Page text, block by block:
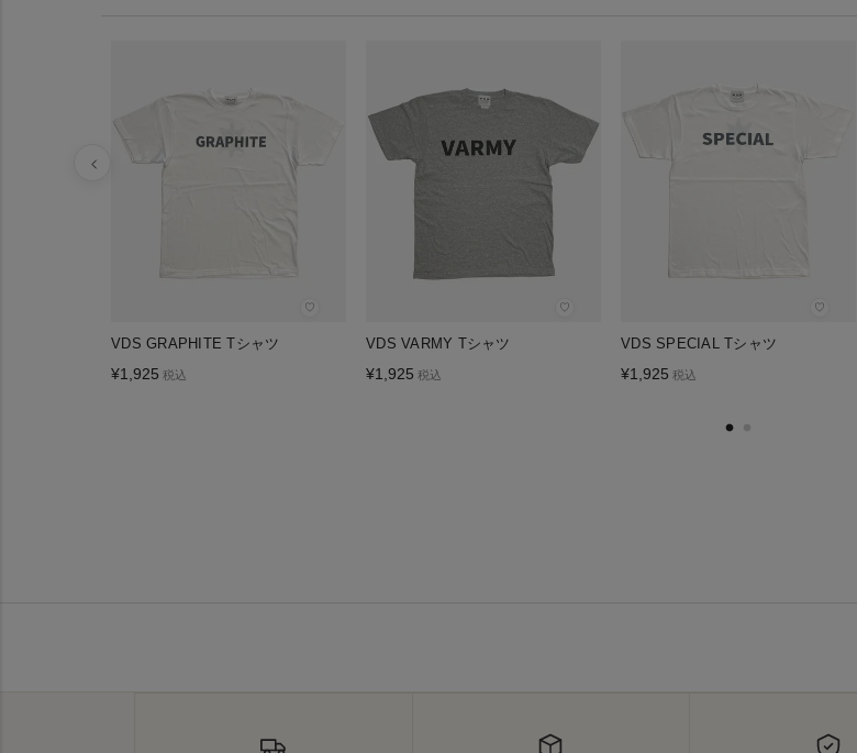
♡
VDS GRAPHITE Tシャツ
¥1,925 税込
♡
VDS VARMY Tシャツ
¥1,925 税込
♡
VDS SPECIAL Tシャツ
¥1,925 税込